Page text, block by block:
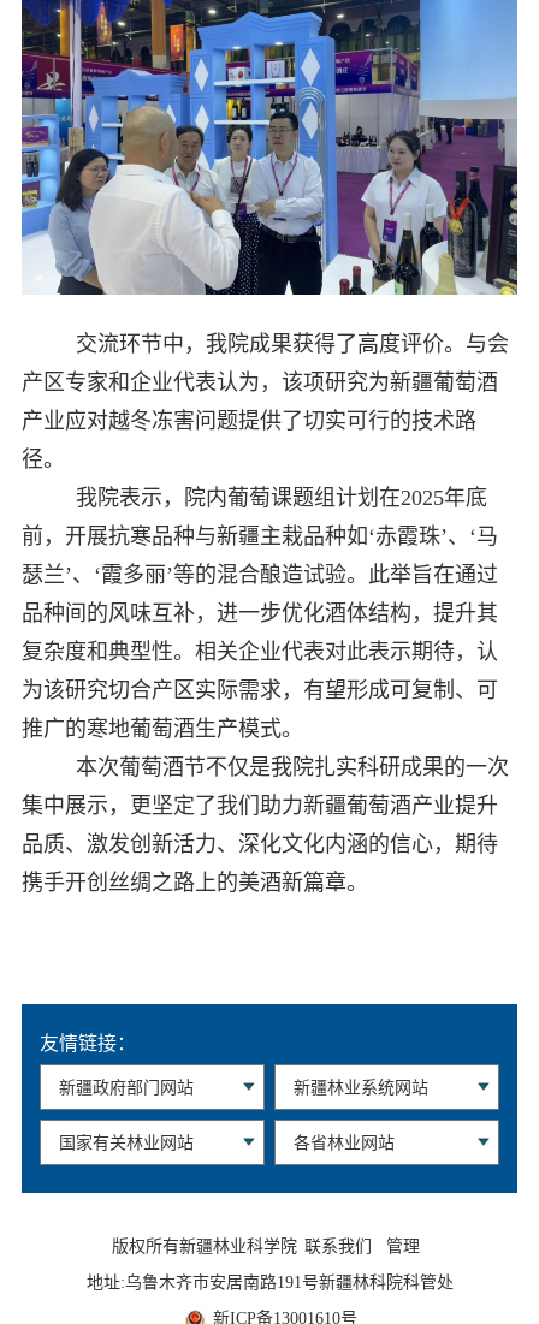
交流环节中，我院成果获得了高度评价。与会
产区专家和企业代表认为，该项研究为新疆葡萄酒
产业应对越冬冻害问题提供了切实可行的技术路
径。
我院表示，院内葡萄课题组计划在2025年底
前，开展抗寒品种与新疆主栽品种如‘赤霞珠’、‘马
瑟兰’、‘霞多丽’等的混合酿造试验。此举旨在通过
品种间的风味互补，进一步优化酒体结构，提升其
复杂度和典型性。相关企业代表对此表示期待，认
为该研究切合产区实际需求，有望形成可复制、可
推广的寒地葡萄酒生产模式。
本次葡萄酒节不仅是我院扎实科研成果的一次
集中展示，更坚定了我们助力新疆葡萄酒产业提升
品质、激发创新活力、深化文化内涵的信心，期待
携手开创丝绸之路上的美酒新篇章。
友情链接：
版权所有新疆林业科学院 联系我们
管理
地址:乌鲁木齐市安居南路191号新疆林科院科管处
新ICP备13001610号